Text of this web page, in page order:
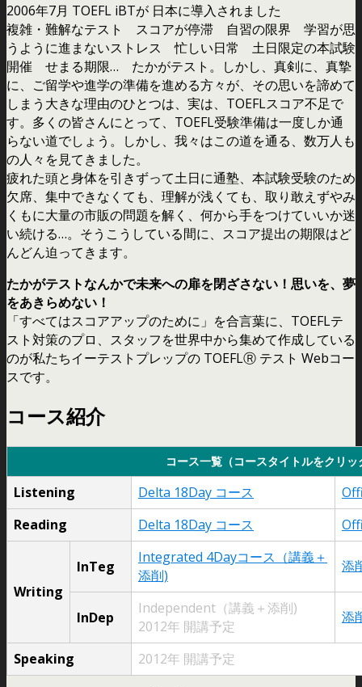
2006年7月 TOEFL iBTが 日本に導入されました
複雑・難解なテスト スコアが停滞 自習の限界 学習が思
うように進まないストレス 忙しい日常 土日限定の本試験
開催 せまる期限… たかがテスト。しかし、真剣に、真摯
に、ご留学や進学の準備を進める方々が、その思いを諦めて
しまう大きな理由のひとつは、実は、TOEFLスコア不足で
す。多くの皆さんにとって、TOEFL受験準備は一度しか通
らない道でしょう。しかし、我々はこの道を通る、数万人も
の人々を見てきました。
疲れた頭と身体を引きずって土日に通塾、本試験受験のため
欠席、集中できなくても、理解が浅くても、取り敢えずやみ
くもに大量の市販の問題を解く、何から手をつけていいか迷
い続ける…。そうこうしている間に、スコア提出の期限はど
んどん迫ってきます。
たかがテストなんかで未来への扉を閉ざさない！思いを、夢
をあきらめない！
「すべてはスコアアップのために」を合言葉に、TOEFLテ
スト対策のプロ、スタッフを世界中から集めて作成している
のが私たちイーテストプレップの TOEFLⓇ テスト Webコー
スです。
コース紹介
コース一覧（コースタイトルをクリッ
Listening Delta 18Day コース
Reading
Delta 18Day コース
Writing
InTeg
Integrated 4Dayコース（講義＋
添削)
添
InDep
Independent（講義＋添削)
2012年 開講予定
添
Speaking 2012年 開講予定